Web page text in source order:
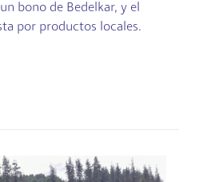
bono de Bedelkar, y el
por productos locales.